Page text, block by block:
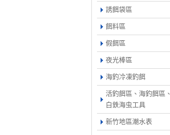
誘餌袋區
餌料區
假餌區
夜光棒區
海釣冷凍釣餌
活釣餌區、海釣餌區、
白鉄海虫工具
新竹地區潮水表